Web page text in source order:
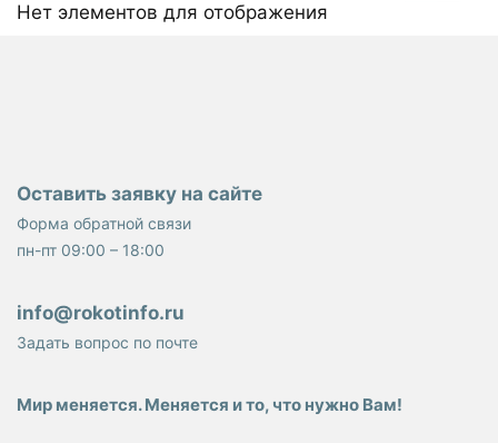
Нет элементов для отображения
Оставить заявку на сайте
Форма обратной связи
пн-пт 09:00 – 18:00
info@rokotinfo.ru
Задать вопрос по почте
Мир меняется. Меняется и то, что нужно Вам!